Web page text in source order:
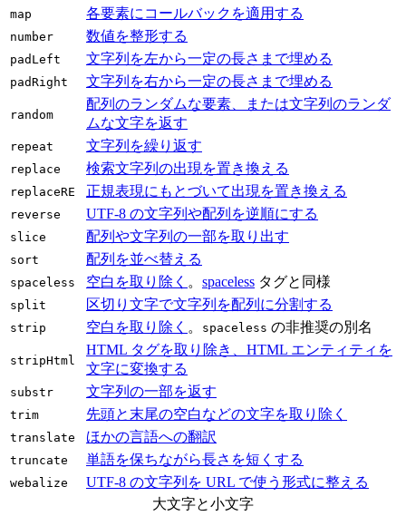
map 各要素にコールバックを適用する
number 数値を整形する
padLeft 文字列を左から一定の長さまで埋める
padRight 文字列を右から一定の長さまで埋める
random
配列のランダムな要素、または文字列のランダ
ムな文字を返す
repeat 文字列を繰り返す
replace 検索文字列の出現を置き換える
replaceRE 正規表現にもとづいて出現を置き換える
reverse UTF‑8 の文字列や配列を逆順にする
slice 配列や文字列の一部を取り出す
sort 配列を並べ替える
spaceless 空白を取り除く 。 spaceless タグと同様
split 区切り文字で文字列を配列に分割する
strip 空白を取り除く 。 spaceless の非推奨の別名
stripHtml
HTML タグを取り除き、HTML エンティティを
文字に変換する
substr 文字列の一部を返す
trim 先頭と末尾の空白などの文字を取り除く
translate ほかの言語への翻訳
truncate 単語を保ちながら長さを短くする
webalize
UTF‑8 の文字列を URL で使う形式に整える
大文字と小文字